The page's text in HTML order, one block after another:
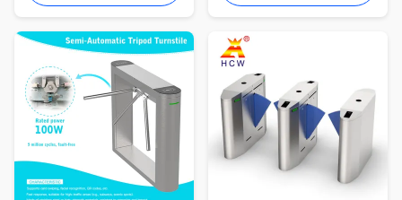
4 m, un rebond d'obstacle
et un levage de bras de mise
hors tension en option.
stationnement et d'accès RFID.
commerciaux, aux zones
résidentielles et aux entrées de
véhicules contrôlées.